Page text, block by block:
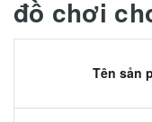
đồ chơi
Tên sản